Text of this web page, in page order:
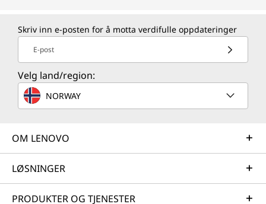
Skriv inn e-posten for å motta verdifulle oppdateringer
E-post
Velg land/region:
NORWAY
OM LENOVO
LØSNINGER
PRODUKTER OG TJENESTER